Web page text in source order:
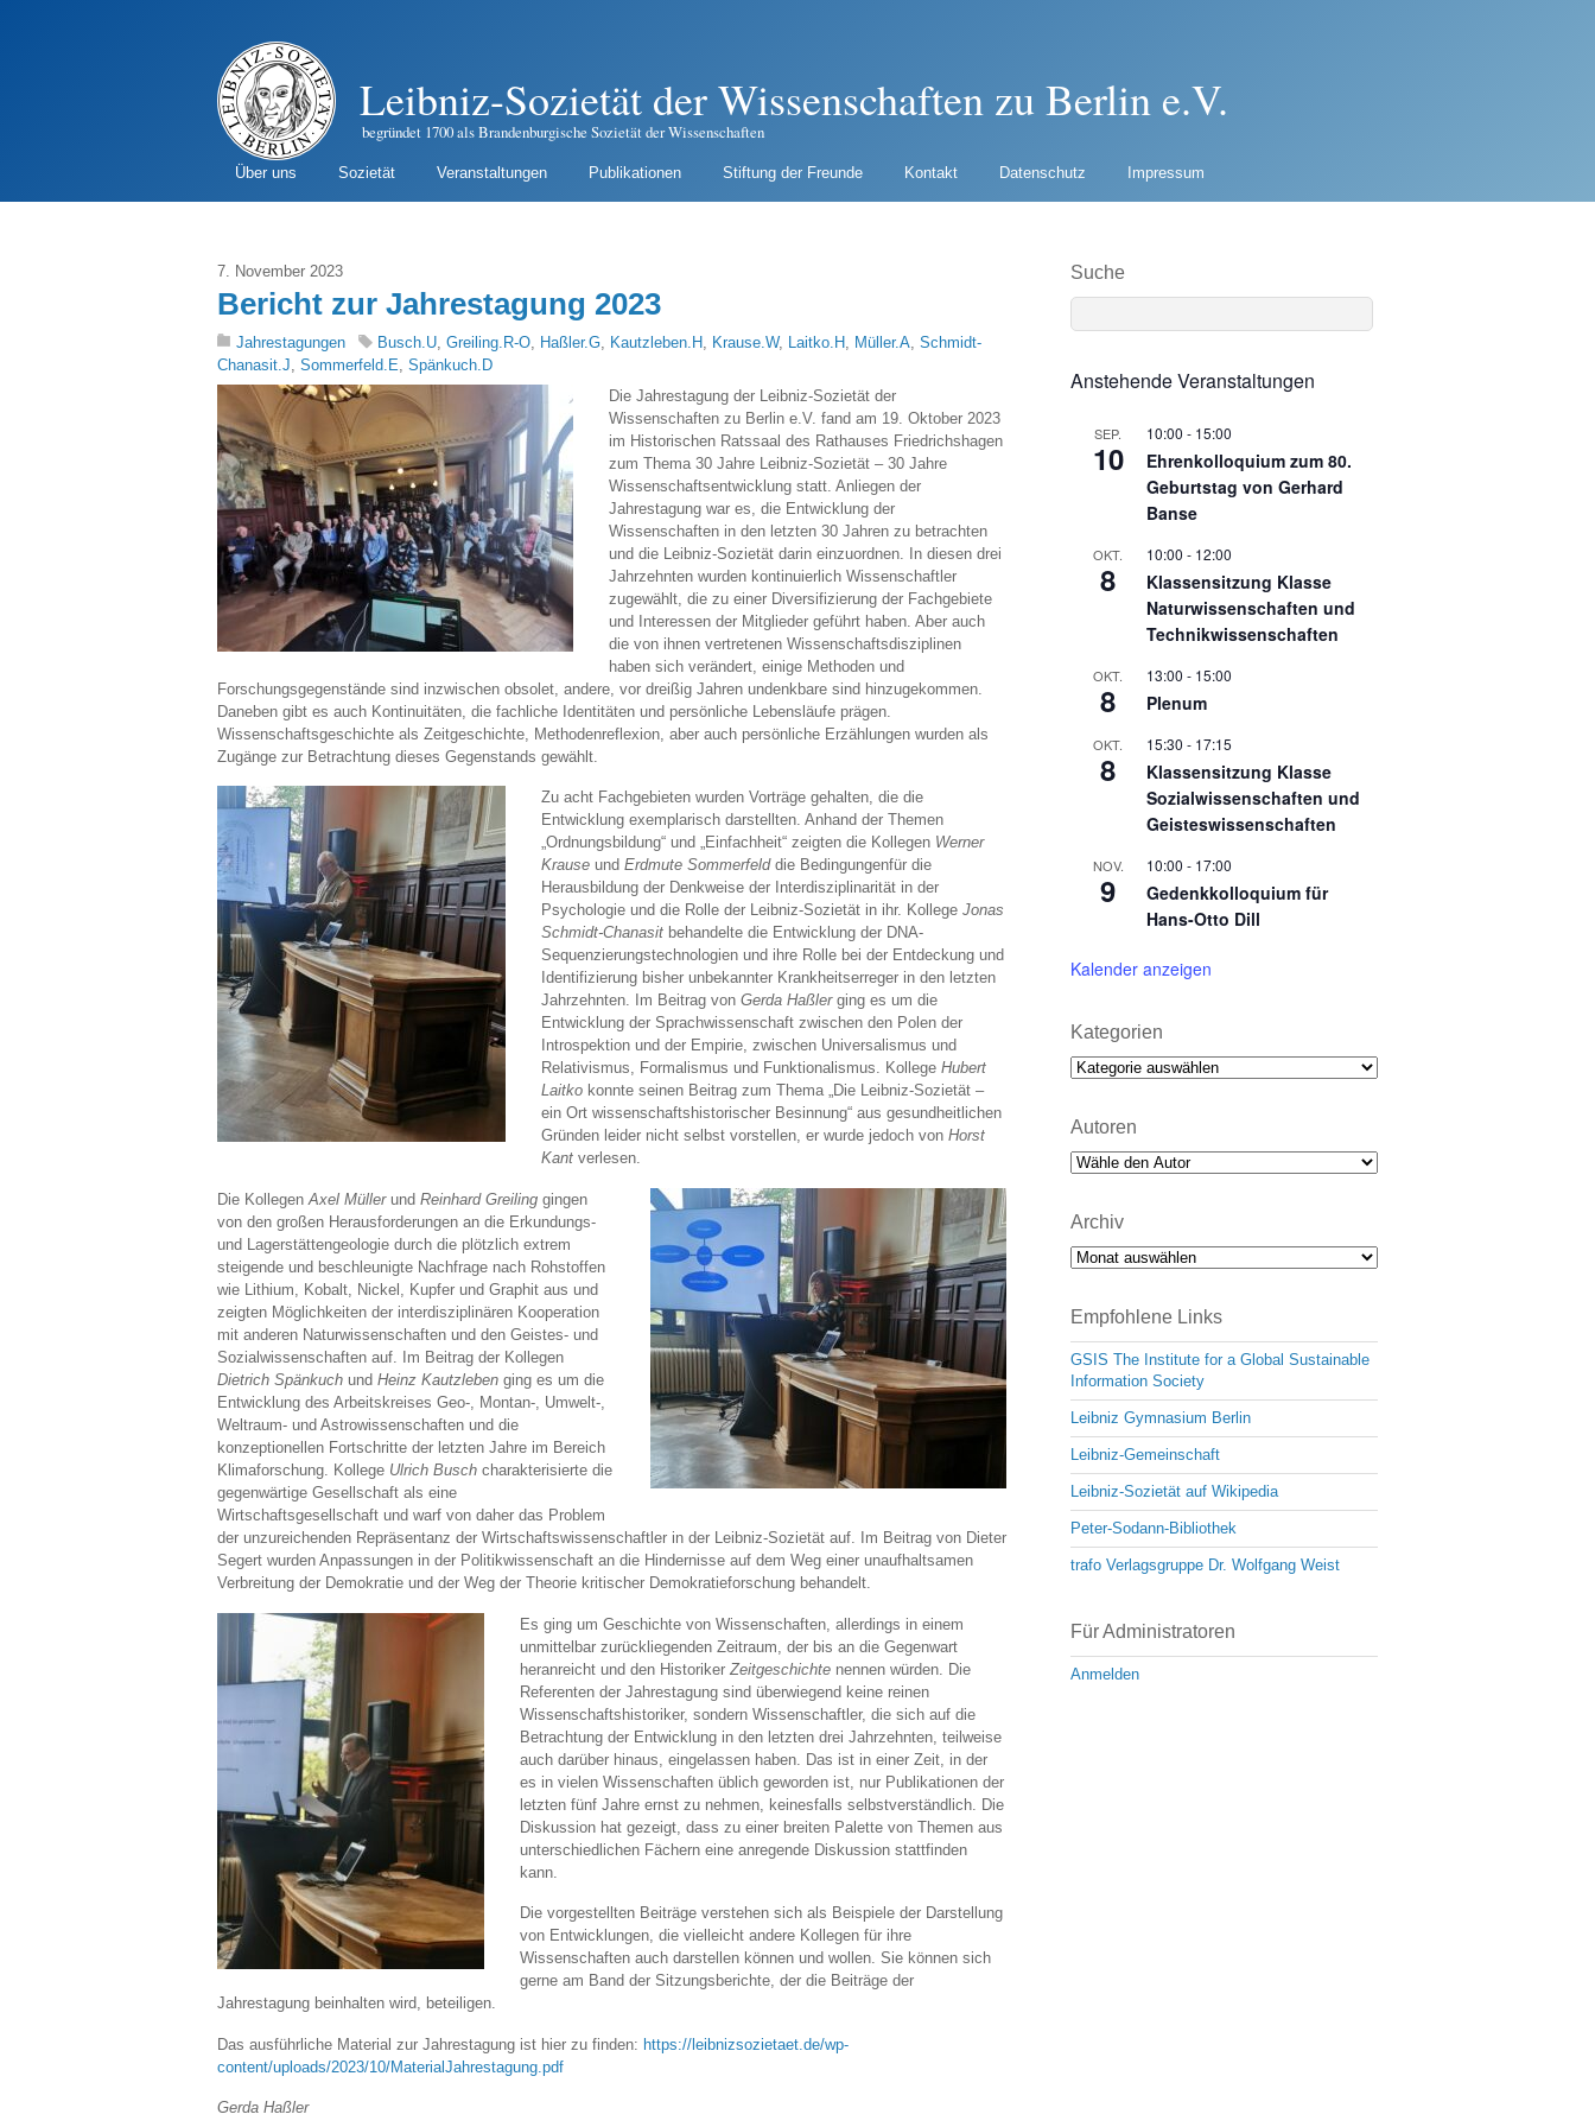
Leibniz-Sozietät der Wissenschaften zu Berlin e.V.
begründet 1700 als Brandenburgische Sozietät der Wissenschaften
Über uns Sozietät Veranstaltungen Publikationen Stiftung der Freunde Kontakt Datenschutz Impressum
7. November 2023
Bericht zur Jahrestagung 2023
Jahrestagungen Busch.U Greiling.R-O Haßler.G Kautzleben.H Krause.W, Laitko.H Müller.A Schmidt-
Chanasit.J Sommerfeld.E Spänkuch.D
Die Jahrestagung der Leibniz-Sozietät der
Wissenschaften zu Berlin e.V. fand am 19. Oktober 2023
im Historischen Ratssaal des Rathauses Friedrichshagen
zum Thema 30 Jahre Leibniz-Sozietät – 30 Jahre
Wissenschaftsentwicklung statt. Anliegen der
Jahrestagung war es, die Entwicklung der
Wissenschaften in den letzten 30 Jahren zu betrachten
und die Leibniz-Sozietät darin einzuordnen. In diesen drei
Jahrzehnten wurden kontinuierlich Wissenschaftler
zugewählt, die zu einer Diversifizierung der Fachgebiete
und Interessen der Mitglieder geführt haben. Aber auch
die von ihnen vertretenen Wissenschaftsdisziplinen
haben sich verändert, einige Methoden und
Forschungsgegenstände sind inzwischen obsolet, andere, vor dreißig Jahren undenkbare sind hinzugekommen.
Daneben gibt es auch Kontinuitäten, die fachliche Identitäten und persönliche Lebensläufe prägen.
Wissenschaftsgeschichte als Zeitgeschichte, Methodenreflexion, aber auch persönliche Erzählungen wurden als
Zugänge zur Betrachtung dieses Gegenstands gewählt.
Zu acht Fachgebieten wurden Vorträge gehalten, die die
Entwicklung exemplarisch darstellten. Anhand der Themen
„Ordnungsbildung“ und „Einfachheit“ zeigten die Kollegen Werner
Krause und Erdmute Sommerfelddie Bedingungenfür die
Herausbildung der Denkweise der Interdisziplinarität in der
Psychologie und die Rolle der Leibniz-Sozietät in ihr. Kollege Jonas
Schmidt-Chanasit behandelte die Entwicklung der DNA-
Sequenzierungstechnologien und ihre Rolle bei der Entdeckung und
Identifizierung bisher unbekannter Krankheitserreger in den letzten
Jahrzehnten. Im Beitrag von Gerda Haßlerging es um die
Entwicklung der Sprachwissenschaft zwischen den Polen der
Introspektion und der Empirie, zwischen Universalismus und
Relativismus, Formalismus und Funktionalismus. Kollege Hubert
Laitko konnte seinen Beitrag zum Thema „Die Leibniz-Sozietät –
ein Ort wissenschaftshistorischer Besinnung“ aus gesundheitlichen
Gründen leider nicht selbst vorstellen, er wurde jedoch von Horst
Kant verlesen.
Die Kollegen Axel Müllerund Reinhard Greiling gingen
von den großen Herausforderungen an die Erkundungs-
und Lagerstättengeologie durch die plötzlich extrem
steigende und beschleunigte Nachfrage nach Rohstoffen
wie Lithium, Kobalt, Nickel, Kupfer und Graphit aus und
zeigten Möglichkeiten der interdisziplinären Kooperation
mit anderen Naturwissenschaften und den Geistes- und
Sozialwissenschaften auf. Im Beitrag der Kollegen
Dietrich Spänkuch und Heinz Kautzleben ging es um die
Entwicklung des Arbeitskreises Geo-, Montan-, Umwelt-,
Weltraum- und Astrowissenschaften und die
konzeptionellen Fortschritte der letzten Jahre im Bereich
Klimaforschung. Kollege Ulrich Busch charakterisierte die
gegenwärtige Gesellschaft als eine
Wirtschaftsgesellschaft und warf von daher das Problem
der unzureichenden Repräsentanz der Wirtschaftswissenschaftler in der Leibniz-Sozietät auf. Im Beitrag von Dieter
Segert wurden Anpassungen in der Politikwissenschaft an die Hindernisse auf dem Weg einer unaufhaltsamen
Verbreitung der Demokratie und der Weg der Theorie kritischer Demokratieforschung behandelt.
Es ging um Geschichte von Wissenschaften, allerdings in einem
unmittelbar zurückliegenden Zeitraum, der bis an die Gegenwart
heranreicht und den Historiker Zeitgeschichte nennen würden. Die
Referenten der Jahrestagung sind überwiegend keine reinen
Wissenschaftshistoriker, sondern Wissenschaftler, die sich auf die
Betrachtung der Entwicklung in den letzten drei Jahrzehnten, teilweise
auch darüber hinaus, eingelassen haben. Das ist in einer Zeit, in der
es in vielen Wissenschaften üblich geworden ist, nur Publikationen der
letzten fünf Jahre ernst zu nehmen, keinesfalls selbstverständlich. Die
Diskussion hat gezeigt, dass zu einer breiten Palette von Themen aus
unterschiedlichen Fächern eine anregende Diskussion stattfinden
kann.
Die vorgestellten Beiträge verstehen sich als Beispiele der Darstellung
von Entwicklungen, die vielleicht andere Kollegen für ihre
Wissenschaften auch darstellen können und wollen. Sie können sich
gerne am Band der Sitzungsberichte, der die Beiträge der
Jahrestagung beinhalten wird, beteiligen.
Das ausführliche Material zur Jahrestagung ist hier zu finden: https://leibnizsozietaet.de/wp-
content/uploads/2023/10/MaterialJahrestagung.pdf
Gerda Haßler
Suche
Anstehende Veranstaltungen
SEP.
10
10:00 - 15:00
Ehrenkolloquium zum 80.
Geburtstag von Gerhard
Banse
OKT.
8
10:00 - 12:00
Klassensitzung Klasse
Naturwissenschaften und
Technikwissenschaften
OKT.
8
13:00 - 15:00
Plenum
OKT.
8
15:30 - 17:15
Klassensitzung Klasse
Sozialwissenschaften und
Geisteswissenschaften
NOV.
9
10:00 - 17:00
Gedenkkolloquium für
Hans-Otto Dill
Kalender anzeigen
Kategorien
Kategorien
Autoren
Archiv
Archiv
Empfohlene Links
GSIS The Institute for a Global Sustainable
Information Society
Leibniz Gymnasium Berlin
Leibniz-Gemeinschaft
Leibniz-Sozietät auf Wikipedia
Peter-Sodann-Bibliothek
trafo Verlagsgruppe Dr. Wolfgang Weist
Für Administratoren
Anmelden